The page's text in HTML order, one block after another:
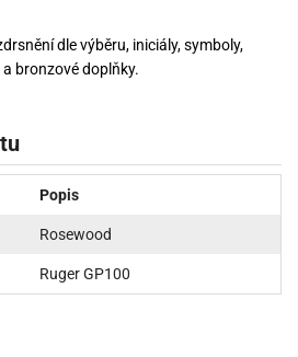
dle výběru, iniciály, symboly,
bronzové doplňky.
Popis
Rosewood
Ruger GP100